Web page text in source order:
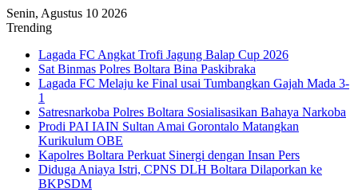
Senin, Agustus 10 2026
Trending
Lagada FC Angkat Trofi Jagung Balap Cup 2026
Sat Binmas Polres Boltara Bina Paskibraka
Lagada FC Melaju ke Final usai Tumbangkan Gajah Mada 3-
1
Satresnarkoba Polres Boltara Sosialisasikan Bahaya Narkoba
Prodi PAI IAIN Sultan Amai Gorontalo Matangkan
Kurikulum OBE
Kapolres Boltara Perkuat Sinergi dengan Insan Pers
Diduga Aniaya Istri, CPNS DLH Boltara Dilaporkan ke
BKPSDM